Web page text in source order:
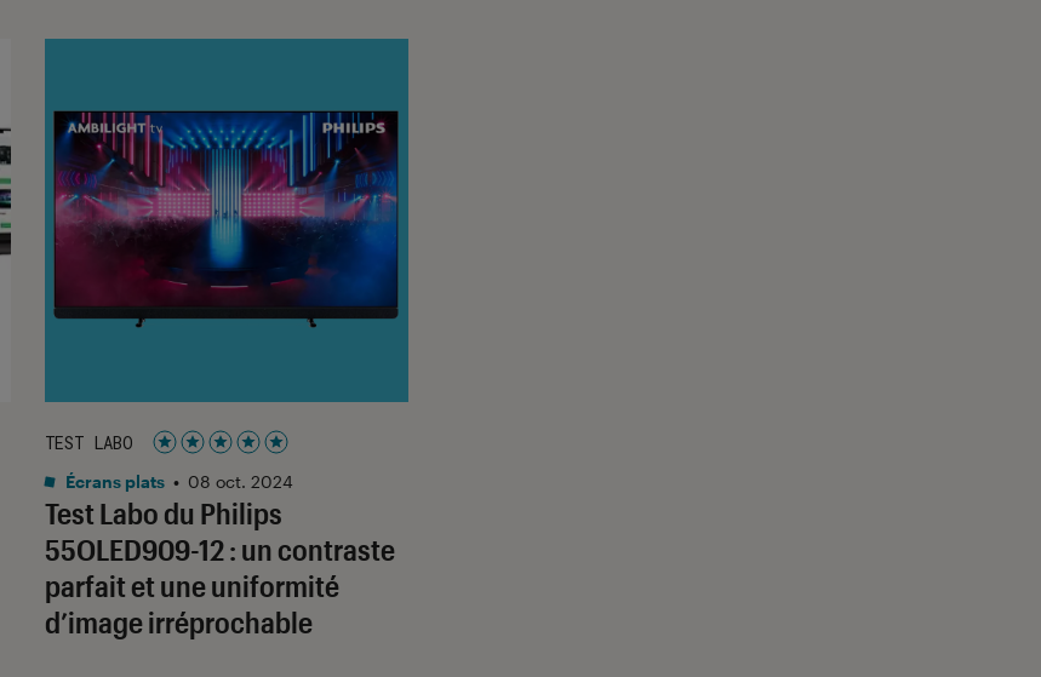
Test Labo du Philips
55OLED909-12 : un contraste
parfait et une uniformité
d’image irréprochable
TEST LABO
Noté 5 étoiles sur 5
Écrans plats • 08 oct. 2024